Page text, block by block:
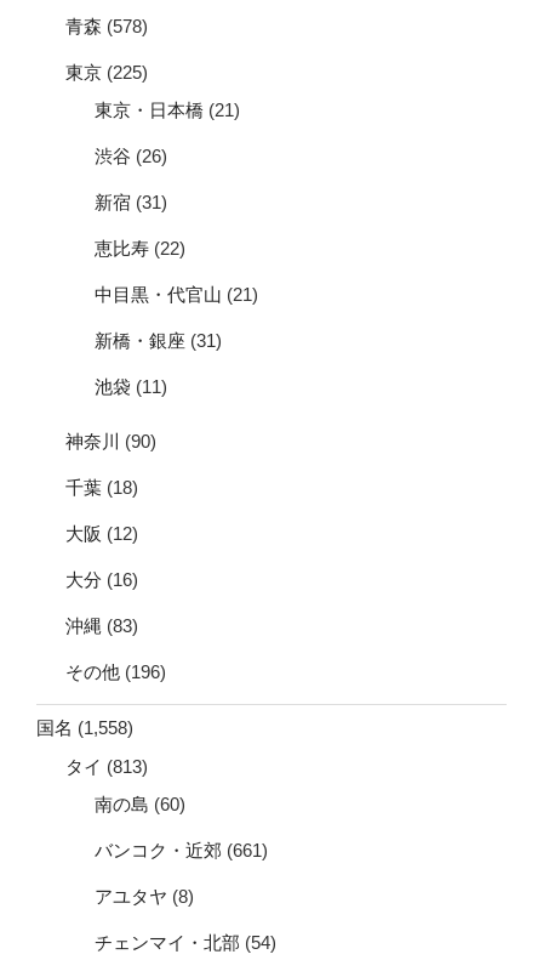
青森 (578)
東京 (225)
東京・日本橋 (21)
渋谷 (26)
新宿 (31)
恵比寿 (22)
中目黒・代官山 (21)
新橋・銀座 (31)
池袋 (11)
神奈川 (90)
千葉 (18)
大阪 (12)
大分 (16)
沖縄 (83)
その他 (196)
国名 (1,558)
タイ (813)
南の島 (60)
バンコク・近郊 (661)
アユタヤ (8)
チェンマイ・北部 (54)